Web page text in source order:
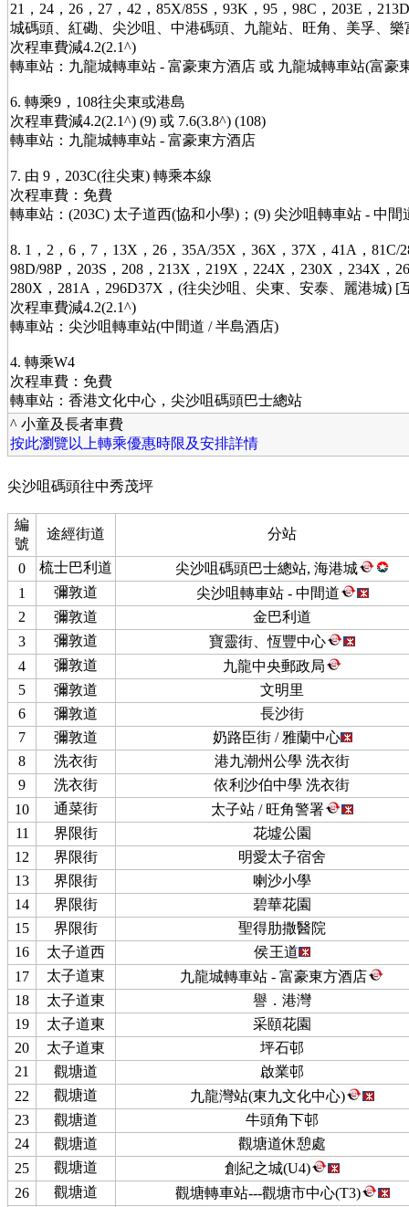
21，24，26，27，42，85X/85S，93K，95，98C，203E，
城碼頭、紅磡、尖沙咀、中港碼頭、九龍站、旺角、美孚、
次程車費減4.2(2.1^)
轉車站：九龍城轉車站 - 富豪東方酒店 或 九龍城轉車站(富豪
6. 轉乘9，108往尖東或港島
次程車費減4.2(2.1^) (9) 或 7.6(3.8^) (108)
轉車站：九龍城轉車站 - 富豪東方酒店
7. 由 9，203C(往尖東) 轉乘本線
次程車費：免費
轉車站：(203C) 太子道西(協和小學)；(9) 尖沙咀轉車站 - 中間
8. 1，2，6，7，13X，26，35A/35X，36X，37X，41A，81C/
98D/98P，203S，208，213X，219X，224X，230X，234X，
280X，281A，296D37X，(往尖沙咀、尖東、安泰、麗港城) [
次程車費減4.2(2.1^)
轉車站：尖沙咀轉車站(中間道 / 半島酒店)
4. 轉乘W4
次程車費：免費
轉車站：香港文化中心，尖沙咀碼頭巴士總站
^ 小童及長者車費
按此瀏覽以上轉乘優惠時限及安排詳情
尖沙咀碼頭往中秀茂坪
編
號
途經街道 分站
0 梳士巴利道
尖沙咀碼頭巴士總站, 海港城
1
彌敦道
尖沙咀轉車站 - 中間道
2
彌敦道
金巴利道
3
彌敦道
寶靈街、恆豐中心
4
彌敦道
九龍中央郵政局
5
彌敦道
文明里
6
彌敦道
長沙街
7
彌敦道
奶路臣街 / 雅蘭中心
8
洗衣街
港九潮州公學 洗衣街
9
洗衣街
依利沙伯中學 洗衣街
10
通菜街
太子站 / 旺角警署
11
界限街
花墟公園
12
界限街
明愛太子宿舍
13
界限街
喇沙小學
14
界限街
碧華花園
15
界限街
聖得肋撒醫院
16
太子道西
侯王道
17
太子道東
九龍城轉車站 - 富豪東方酒店
18
太子道東
譽．港灣
19
太子道東
采頤花園
20
太子道東
坪石邨
21
觀塘道
啟業邨
22
觀塘道
九龍灣站(東九文化中心)
23
觀塘道
牛頭角下邨
24
觀塘道
觀塘道休憩處
25
觀塘道
創紀之城(U4)
26
觀塘道 觀塘轉車站---觀塘市中心(T3)